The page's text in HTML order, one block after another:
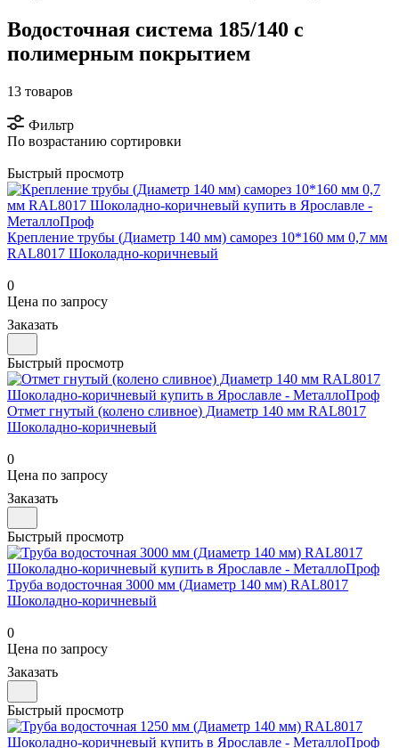
Водосточная система 185/140 с
полимерным покрытием
13 товаров
Фильтр
По возрастанию сортировки
Быстрый просмотр
Крепление трубы (Диаметр 140 мм) саморез 10*160 мм 0,7 мм
RAL8017 Шоколадно-коричневый
0
Цена по запросу
Заказать
Быстрый просмотр
Отмет гнутый (колено сливное) Диаметр 140 мм RAL8017
Шоколадно-коричневый
0
Цена по запросу
Заказать
Быстрый просмотр
Труба водосточная 3000 мм (Диаметр 140 мм) RAL8017
Шоколадно-коричневый
0
Цена по запросу
Заказать
Быстрый просмотр